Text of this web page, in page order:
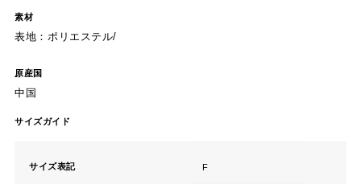
素材
表地：ポリエステル/
原産国
中国
サイズガイド
サイズ表記 F